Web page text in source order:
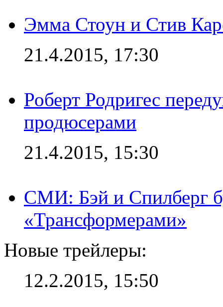
Эмма Стоун и Стив
21.4.2015, 17:30
Роберт Родригес
продюсерами
21.4.2015, 15:30
СМИ: Бэй и Спилберг
«Трансформерами»
Новые трейлеры:
12.2.2015, 15:50